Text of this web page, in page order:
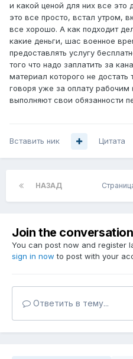
и какой ценой для них все это
это все просто, встал утром,
все хорошо. А как подходит
какие деньги, шас военное
предоставлять услугу
того что надо заплатить за
материал которого не достать
говоря уже за оплату
выполняют свои обязанности
Вставить ник Цитата
НАЗАД
Join the conversation
You can post now and register
sign in now to post with your
Ответить в тему...